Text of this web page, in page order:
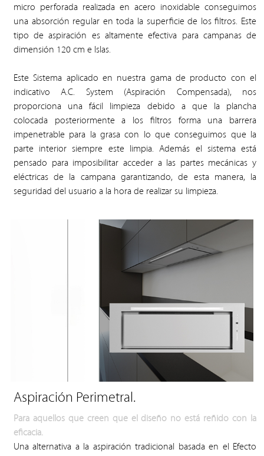
micro perforada realizada en acero inoxidable conseguimos
una absorción regular en toda la superficie de los filtros. Este
tipo de aspiración es altamente efectiva para campanas de
dimensión 120 cm e Islas.
Este Sistema aplicado en nuestra gama de producto con el
indicativo A.C. System (Aspiración Compensada), nos
proporciona una fácil limpieza debido a que la plancha
colocada posteriormente a los filtros forma una barrera
impenetrable para la grasa con lo que conseguimos que la
parte interior siempre este limpia. Además el sistema está
pensado para imposibilitar acceder a las partes mecánicas y
eléctricas de la campana garantizando, de esta manera, la
seguridad del usuario a la hora de realizar su limpieza.
Aspiración Perimetral.
Para aquellos que creen que el diseño no está reñido con la
eficacia.
Una alternativa a la aspiración tradicional basada en el Efecto